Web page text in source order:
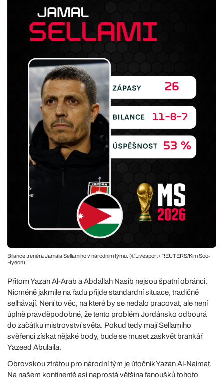
Bilance trenéra Jamala Sellamiho v národním týmu. (©Livesport / REUTERS/Kim Soo-
Hyeon)
Přitom Yazan Al-Arab a Abdallah Nasib nejsou špatní obránci.
Nicméně jakmile na řadu přijde standardní situace, tradičně
selhávají. Není to věc, na které by se nedalo pracovat, ale není
úplně pravděpodobné, že tento problém Jordánsko odbourá
do začátku mistrovství světa. Pokud tedy mají Sellamiho
svěřenci získat nějaké body, bude se muset zaskvět brankář
Yazeed Abulaila.
Obrovskou ztrátou pro národní tým je útočník Yazan Al-Naimat.
Na našem kontinentě asi naprostá většina fanoušků tohoto